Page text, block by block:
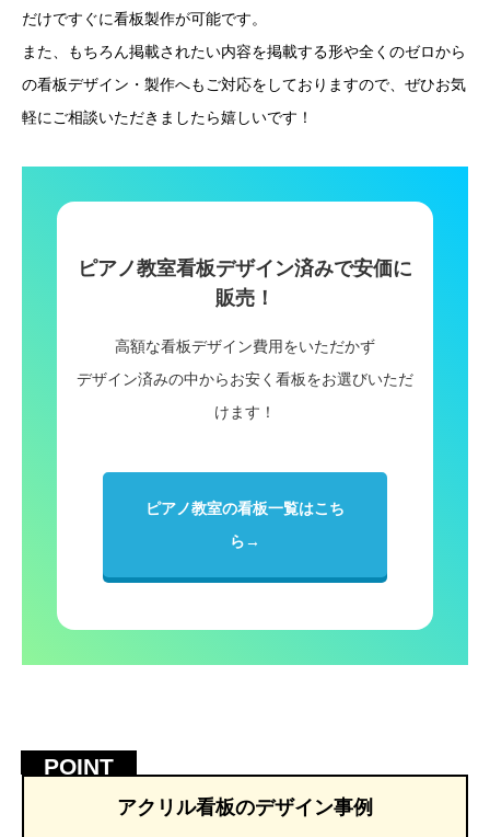
記者会見の幕デザイン
良くあるご質問
運営会社情報
だけですぐに看板製作が可能です。
また、もちろん掲載されたい内容を掲載する形や全くのゼロから
の看板デザイン・製作へもご対応をしておりますので、ぜひお気
軽にご相談いただきましたら嬉しいです！
ピアノ教室看板デザイン済みで安価に
販売！
高額な看板デザイン費用をいただかず
デザイン済みの中からお安く看板をお選びいただ
けます！
ピアノ教室の看板一覧はこち
ら→
アクリル看板のデザイン事例